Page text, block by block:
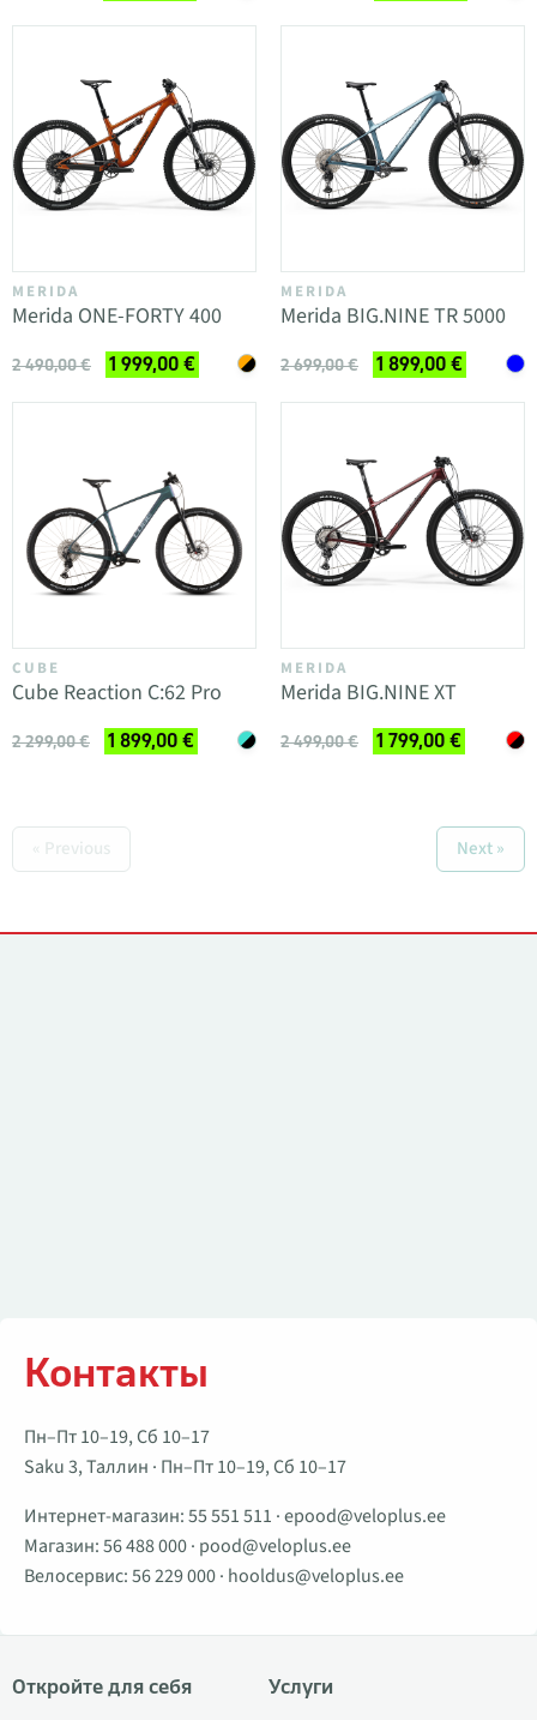
MERIDA
Merida ONE-FORTY 400
2 490,00 € 1 999,00 €
MERIDA
Merida BIG.NINE TR 5000
2 699,00 € 1 899,00 €
CUBE
Cube Reaction C:62 Pro
2 299,00 € 1 899,00 €
MERIDA
Merida BIG.NINE XT
2 499,00 € 1 799,00 €
« Previous Next »
Контакты
Пн–Пт 10–19, Сб 10–17
Saku 3, Таллин · Пн–Пт 10–19, Сб 10–17
Интернет-магазин:55 551 511 ·epood@veloplus.ee
Магазин:56 488 000· pood@veloplus.ee
Велосервис:56 229 000· hooldus@veloplus.ee
Откройте для себя Услуги